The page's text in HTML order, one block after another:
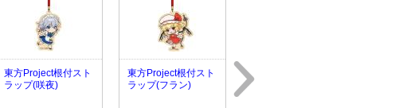
東方Project根付スト
ラップ(咲夜)
東方Project根付スト
ラップ(フラン)